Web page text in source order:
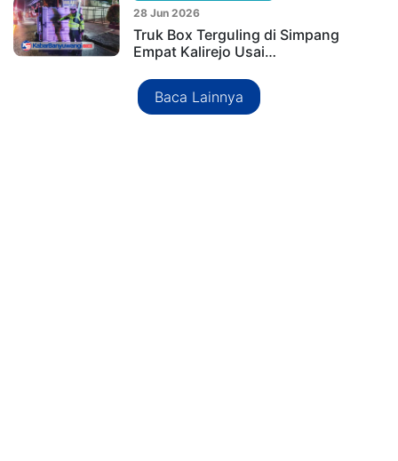
28 Jun 2026
Truk Box Terguling di Simpang
Empat Kalirejo Usai…
Baca Lainnya